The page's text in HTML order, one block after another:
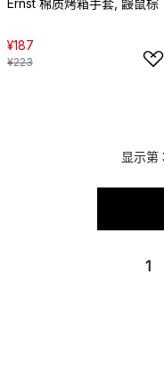
¥187
¥223
显示第
1